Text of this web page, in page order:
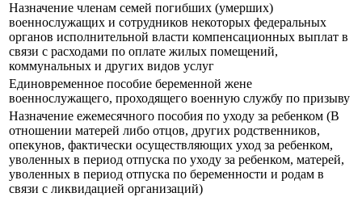
Назначение членам семей погибших (умерших)
военнослужащих и сотрудников некоторых федеральных
органов исполнительной власти компенсационных выплат в
связи с расходами по оплате жилых помещений,
коммунальных и других видов услуг
Единовременное пособие беременной жене
военнослужащего, проходящего военную службу по призыву
Назначение ежемесячного пособия по уходу за ребенком (В
отношении матерей либо отцов, других родственников,
опекунов, фактически осуществляющих уход за ребенком,
уволенных в период отпуска по уходу за ребенком, матерей,
уволенных в период отпуска по беременности и родам в
связи с ликвидацией организаций)